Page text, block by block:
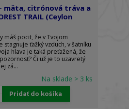
mäta, citrónová tráva a
TRAIL (Ceylon
máš pocit, že v Tvojom
ťažký vzduch, v šatníku
hlava je taká preťažená, že
Či už je to uzavretý
zá...
Na sklade > 3 ks
Pridať do košíka